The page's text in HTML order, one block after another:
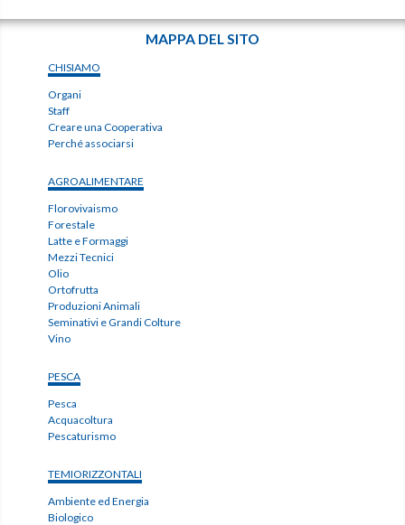
MAPPA DEL SITO
CHISIAMO
Organi
Staff
Creare una Cooperativa
Perché associarsi
AGROALIMENTARE
Florovivaismo
Forestale
Latte e Formaggi
Mezzi Tecnici
Olio
Ortofrutta
Produzioni Animali
Seminativi e Grandi Colture
Vino
PESCA
Pesca
Acquacoltura
Pescaturismo
TEMIORIZZONTALI
Ambiente ed Energia
Biologico